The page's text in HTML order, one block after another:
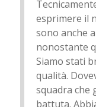
esprimere il
sono anche
nonostante
Siamo stati
qualità.
squadra che
battuta.